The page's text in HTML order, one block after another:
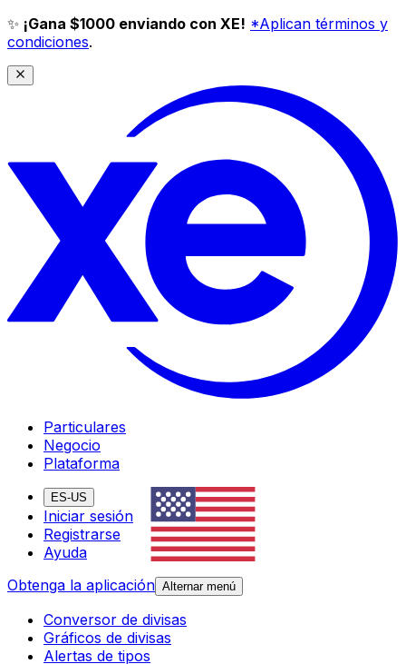
✨ ¡Gana $1000 enviando con XE! *Aplican términos y
condiciones.
Particulares
Negocio
Plataforma
ES-US
Iniciar sesión
Registrarse
Ayuda
Obtenga la aplicación Alternar menú
Conversor de divisas
Gráficos de divisas
Alertas de tipos